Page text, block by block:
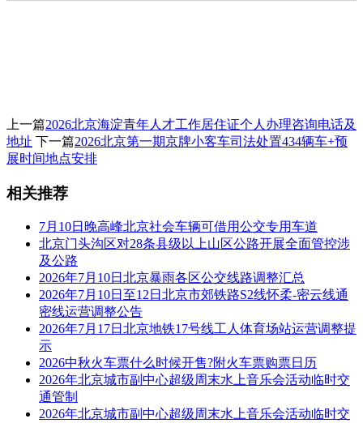
上一篇2026北京海淀青年人才工作居住证个人办理咨询电话及
地址 下一篇2026北京第一期京牌小客车司法处置434辆车+预
展时间地点安排
相关推荐
7月10日晚高峰北京社会车辆可借用公交专用车道
北京门头沟区对28条县级以上山区公路开展全面管控涉
及公路
2026年7月10日北京暴雨各区公交线路调整汇总
2026年7月10日至12日北京市郊铁路S2线怀柔-密云线通
密线运营调整公告
2026年7月17日北京地铁17号线工人体育场站运营调整提
示
2026中秋火车票什么时候开售?附火车票购票日历
2026年北京城市副中心超级周末水上音乐会活动临时交
通管制
2026年北京城市副中心超级周末水上音乐会活动临时交